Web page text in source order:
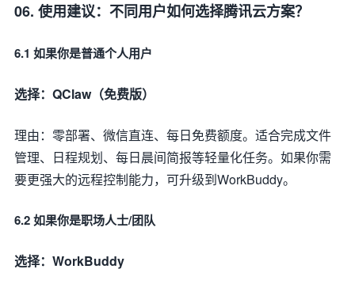
06. 使用建议：不同用户如何选择腾讯云方案？
6.1 如果你是普通个人用户
选择：QClaw（免费版）
理由：零部署、微信直连、每日免费额度。适合完成文件
管理、日程规划、每日晨间简报等轻量化任务。如果你需
要更强大的远程控制能力，可升级到WorkBuddy。
6.2 如果你是职场人士/团队
选择：WorkBuddy